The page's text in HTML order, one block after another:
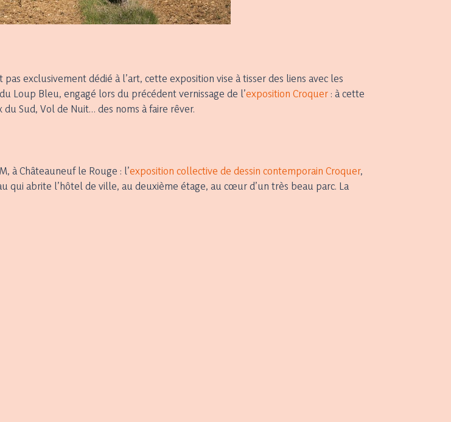
exclusivement dédié à l’art, cette exposition vise à tisser des liens avec les
Loup Bleu, engagé lors du précédent vernissage de l’exposition Croquer : à cette
Sud, Vol de Nuit… des noms à faire rêver.
à Châteauneuf le Rouge : l’exposition collective de dessin contemporain Croquer,
qui abrite l’hôtel de ville, au deuxième étage, au cœur d’un très beau parc. La